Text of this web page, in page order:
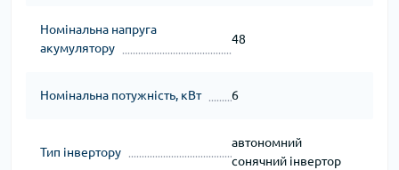
Номінальна напруга
акумулятору
48
Номінальна потужність, кВт 6
Тип інвертору
автономний
сонячний інвертор